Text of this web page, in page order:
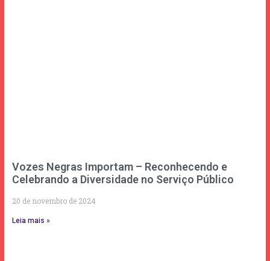
Vozes Negras Importam – Reconhecendo e
Celebrando a Diversidade no Serviço Público
20 de novembro de 2024
Leia mais »